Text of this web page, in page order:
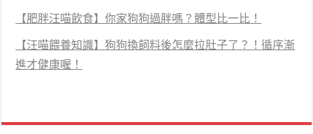
【肥胖汪喵飲食】你家狗狗過胖嗎？體型比一比！
【汪喵餵養知識】狗狗換飼料後怎麼拉肚子了？！循序漸
進才健康喔！